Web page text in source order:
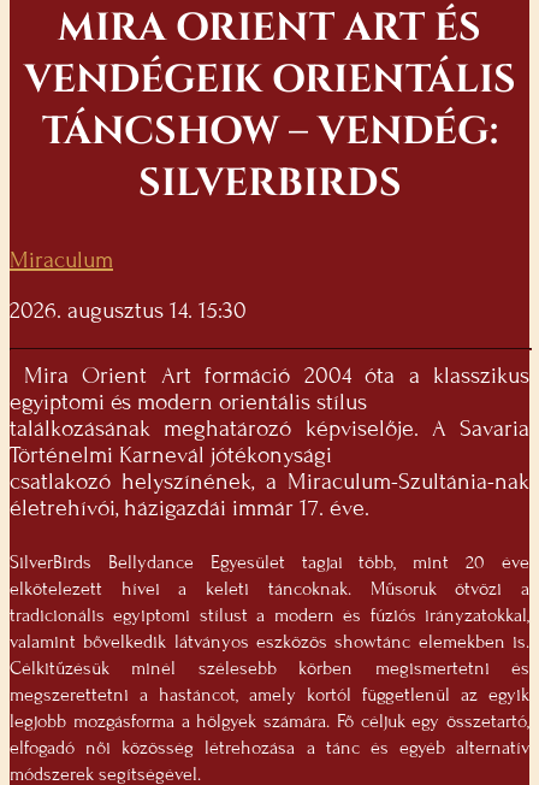
MIRA ORIENT ART ÉS
VENDÉGEIK ORIENTÁLIS
TÁNCSHOW – VENDÉG:
SILVERBIRDS
Miraculum
2026. augusztus 14. 15:30
Mira Orient Art formáció 2004 óta a klasszikus
egyiptomi és modern orientális stílus
találkozásának meghatározó képviselője. A Savaria
Történelmi Karnevál jótékonysági
csatlakozó helyszínének, a Miraculum-Szultánia-nak
életrehívói, házigazdái immár 17. éve.
SilverBirds Bellydance Egyesület tagjai több, mint 20 éve
elkötelezett hívei a keleti táncoknak. Műsoruk ötvözi a
tradicionális egyiptomi stílust a modern és fúziós irányzatokkal,
valamint bővelkedik látványos eszközös showtánc elemekben is.
Célkitűzésük minél szélesebb körben megismertetni és
megszerettetni a hastáncot, amely kortól függetlenül az egyik
legjobb mozgásforma a hölgyek számára. Fő céljuk egy összetartó,
elfogadó női közösség létrehozása a tánc és egyéb alternatív
módszerek segítségével.